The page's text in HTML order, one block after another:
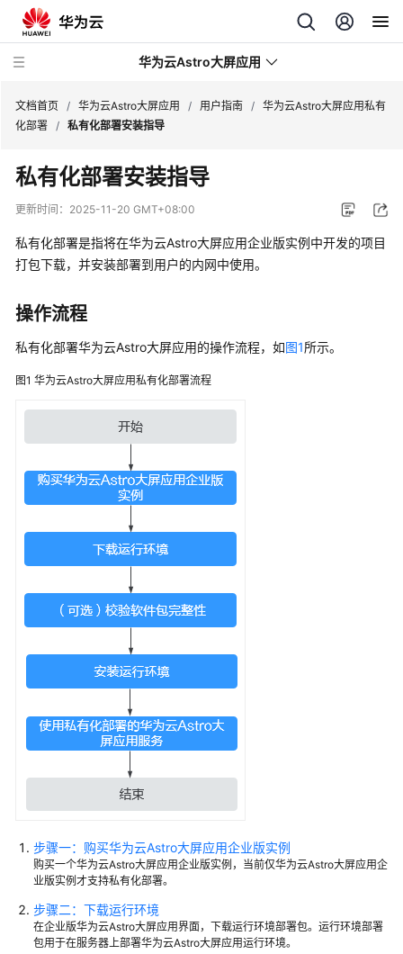
华为云Astro大屏应用
新
动
产
介
绍
费
速
入
用
南
为
Astro
用
流
程
购
买
文档首页 / 华为云Astro大屏应用 / 用户指南 / 华为云Astro大屏应用私有
化部署 / 私有化部署安装指导
私有化部署安装指导
更新时间： 2025-11-20 GMT+08:00
私有化部署是指将在华为云Astro大屏应用企业版实例中开发的项目
打包下载，并安装部署到用户的内网中使用。
操作流程
私有化部署华为云Astro大屏应用的操作流程，如图1所示。
图1 华为云Astro大屏应用私有化部署流程
步骤一：购买华为云Astro大屏应用企业版实例
购买一个华为云Astro大屏应用企业版实例，当前仅华为云Astro大屏应用企
业版实例才支持私有化部署。
步骤二：下载运行环境
在企业版华为云Astro大屏应用界面，下载运行环境部署包。运行环境部署
包用于在服务器上部署华为云Astro大屏应用运行环境。